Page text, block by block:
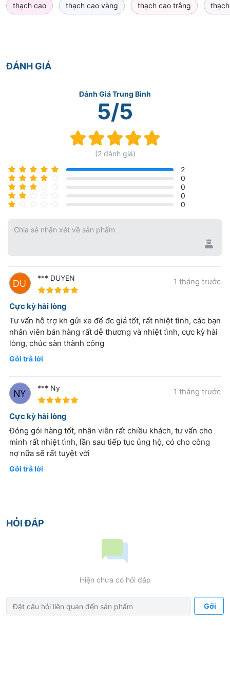
thạch cao thạch cao vàng thạch cao trắng
ĐÁNH GIÁ
Đánh Giá Trung Bình
5/5
(2 đánh giá)
2
0
0
0
0
Chia sẻ nhận xét về sản phẩm
*** DUYEN
1 tháng trước
Cực kỳ hài lòng
Tư vấn hỗ trợ kh gửi xe để đc giá tốt, rất nhiệt tình, các bạn
nhân viên bán hàng rất dễ thương và nhiệt tình, cực kỳ hài
lòng, chúc sàn thành công
Gởi trả lời
*** Ny
1 tháng trước
Cực kỳ hài lòng
Đóng gói hàng tốt, nhân viên rất chiều khách, tư vấn cho
mình rất nhiệt tình, lần sau tiếp tục ủng hộ, có cho công
nợ nữa sẽ rất tuyệt vời
Gởi trả lời
HỎI ĐÁP
Hiện chưa có hỏi đáp
Gởi